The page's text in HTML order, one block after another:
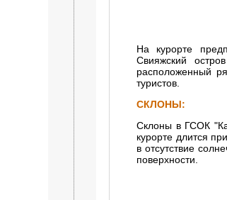
На курорте
Свияжский
расположенный
туристов.
CКЛОНЫ:
Склоны в ГСОК
курорте длится
в отсутствие
поверхности.